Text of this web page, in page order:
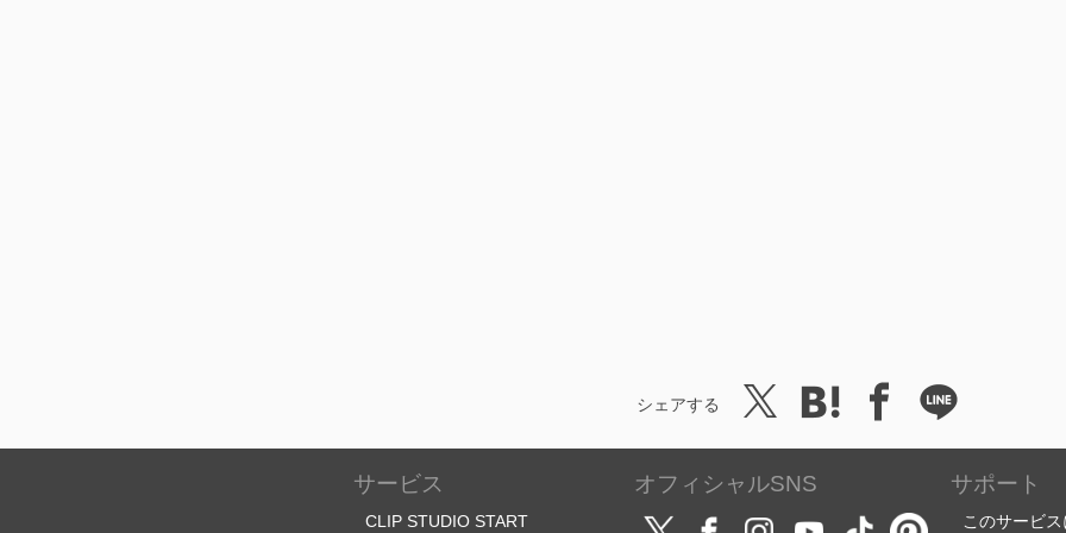
シェアする
サービス
CLIP STUDIO START
オフィシャルSNS サポート
このサービ